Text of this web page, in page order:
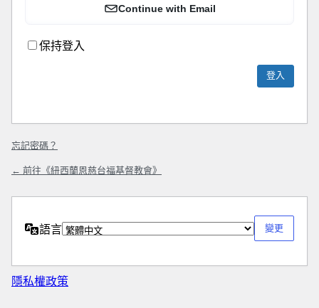
Continue with Email
保持登入
忘記密碼？
← 前往《紐西蘭恩慈台福基督教會》
語言
隱私權政策